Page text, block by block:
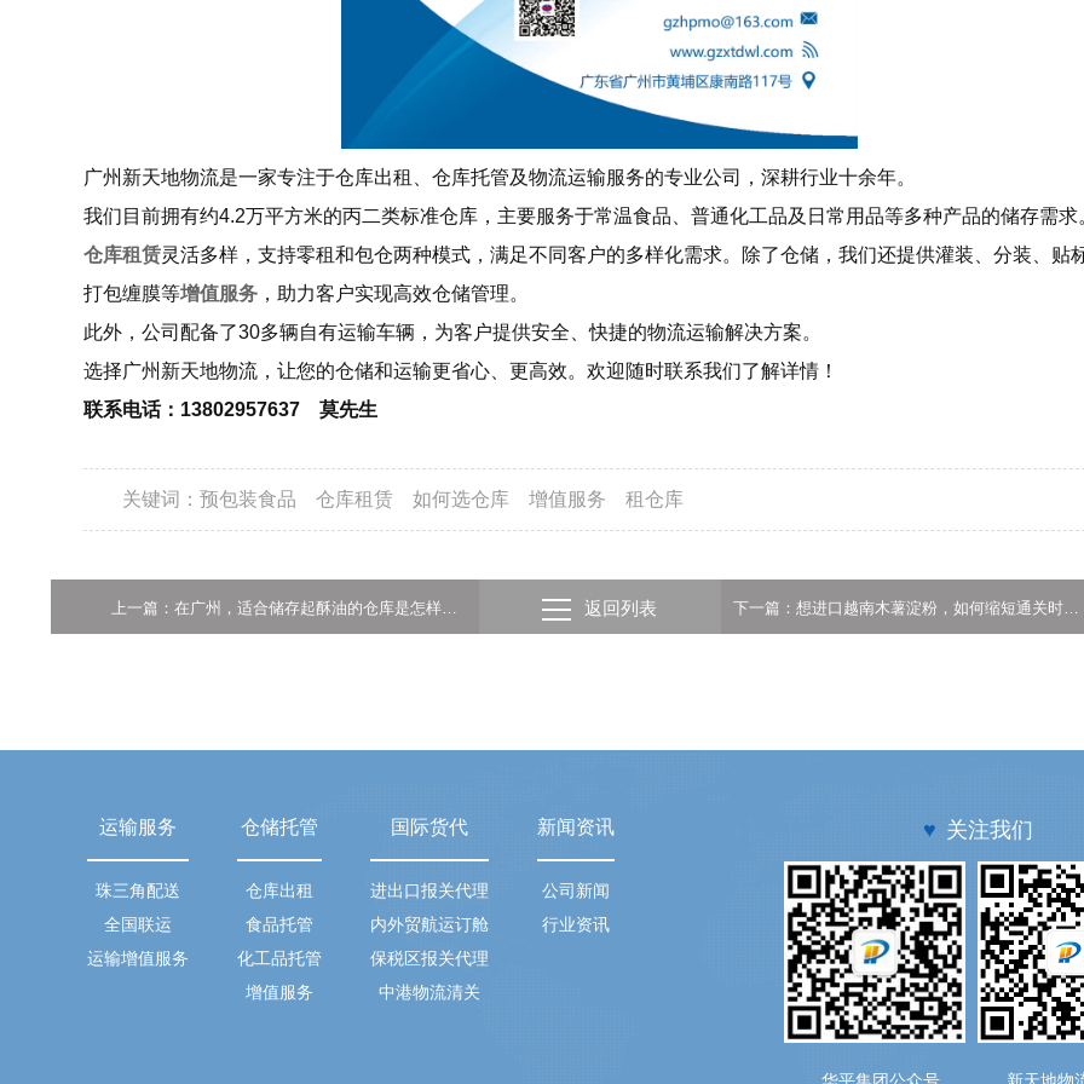
广州新天地物流是一家专注于仓库出租、仓库托管及物流运输服务的专业公司，深耕行业十余年。
我们目前拥有约4.2万平方米的丙二类标准仓库，主要服务于常温食品、普通化工品及日常用品等多种产品的储存需求
仓库租赁灵活多样，支持零租和包仓两种模式，满足不同客户的多样化需求。除了仓储，我们还提供灌装、分装、贴
打包缠膜等增值服务 ，助力客户实现高效仓储管理。
此外，公司配备了30多辆自有运输车辆，为客户提供安全、快捷的物流运输解决方案。
选择广州新天地物流，让您的仓储和运输更省心、更高效。欢迎随时联系我们了解详情！
联系电话：13802957637 莫先生
关键词： 预包装食品 仓库租赁 如何选仓库 增值服务 租仓库
上一篇：在广州，适合储存起酥油的仓库是怎样的？ 下一篇：想进口越南木薯淀粉，如何缩短通关时间？广州货代告诉你答案
返回列表
运输服务
珠三角配送
全国联运
运输增值服务
仓储托管
仓库出租
食品托管
化工品托管
增值服务
国际货代
进出口报关代理
内外贸航运订舱
保税区报关代理
中港物流清关
新闻资讯
公司新闻
行业资讯
♥ 关注我们